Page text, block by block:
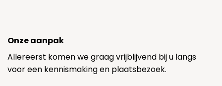
Onze aanpak
Allereerst komen we graag vrijblijvend bij u langs
voor een kennismaking en plaatsbezoek.